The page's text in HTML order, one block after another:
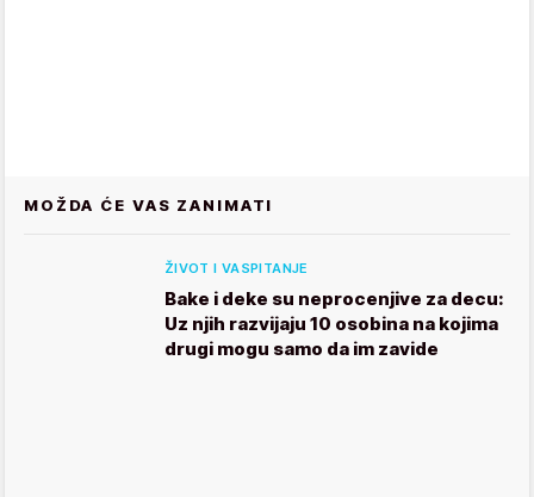
MOŽDA ĆE VAS ZANIMATI
ŽIVOT I VASPITANJE
Bake i deke su neprocenjive za decu:
Uz njih razvijaju 10 osobina na kojima
drugi mogu samo da im zavide